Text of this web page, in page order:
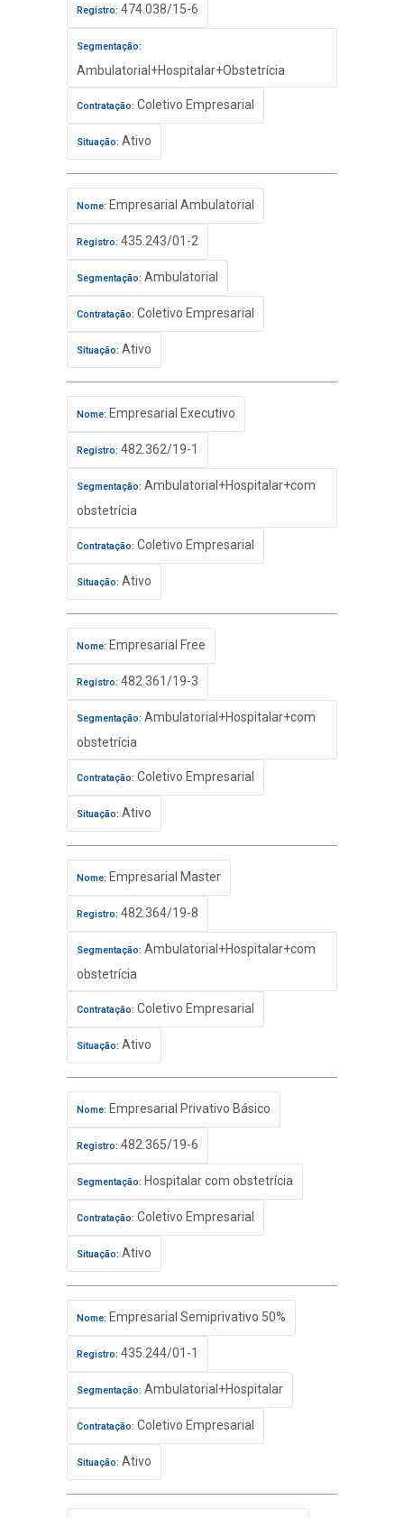
Registro: 474.038/15-6
Segmentação:
Ambulatorial+Hospitalar+Obstetrícia
Contratação: Coletivo Empresarial
Situação: Ativo
Nome: Empresarial Ambulatorial
Registro: 435.243/01-2
Segmentação: Ambulatorial
Contratação: Coletivo Empresarial
Situação: Ativo
Nome: Empresarial Executivo
Registro: 482.362/19-1
Segmentação: Ambulatorial+Hospitalar+com
obstetrícia
Contratação: Coletivo Empresarial
Situação: Ativo
Nome: Empresarial Free
Registro: 482.361/19-3
Segmentação: Ambulatorial+Hospitalar+com
obstetrícia
Contratação: Coletivo Empresarial
Situação: Ativo
Nome: Empresarial Master
Registro: 482.364/19-8
Segmentação: Ambulatorial+Hospitalar+com
obstetrícia
Contratação: Coletivo Empresarial
Situação: Ativo
Nome: Empresarial Privativo Básico
Registro: 482.365/19-6
Segmentação: Hospitalar com obstetrícia
Contratação: Coletivo Empresarial
Situação: Ativo
Nome: Empresarial Semiprivativo 50%
Registro: 435.244/01-1
Segmentação: Ambulatorial+Hospitalar
Contratação: Coletivo Empresarial
Situação: Ativo